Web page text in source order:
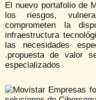
El nuevo portafolio de
los riesgos,
comprometen la
infraestructura
las necesidades
.propuesta de valor
especializados